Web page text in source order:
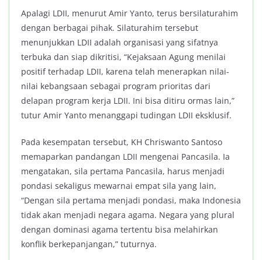
Apalagi LDII, menurut Amir Yanto, terus bersilaturahim
dengan berbagai pihak. Silaturahim tersebut
menunjukkan LDII adalah organisasi yang sifatnya
terbuka dan siap dikritisi, “Kejaksaan Agung menilai
positif terhadap LDII, karena telah menerapkan nilai-
nilai kebangsaan sebagai program prioritas dari
delapan program kerja LDII. Ini bisa ditiru ormas lain,”
tutur Amir Yanto menanggapi tudingan LDII eksklusif.
Pada kesempatan tersebut, KH Chriswanto Santoso
memaparkan pandangan LDII mengenai Pancasila. Ia
mengatakan, sila pertama Pancasila, harus menjadi
pondasi sekaligus mewarnai empat sila yang lain,
“Dengan sila pertama menjadi pondasi, maka Indonesia
tidak akan menjadi negara agama. Negara yang plural
dengan dominasi agama tertentu bisa melahirkan
konflik berkepanjangan,” tuturnya.